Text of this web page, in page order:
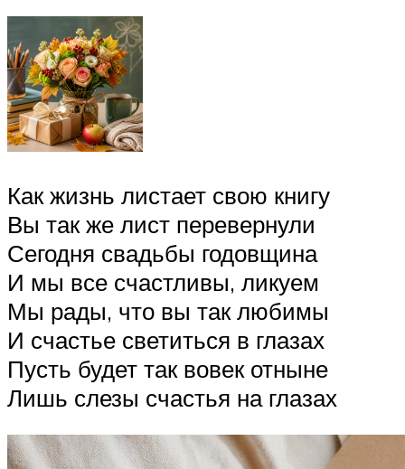
Как жизнь листает свою книгу
Вы так же лист перевернули
Сегодня свадьбы годовщина
И мы все счастливы, ликуем
Мы рады, что вы так любимы
И счастье светиться в глазах
Пусть будет так вовек отныне
Лишь слезы счастья на глазах